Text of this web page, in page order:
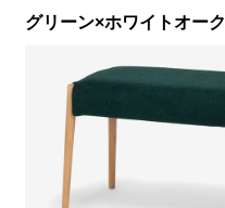
グリーン×ホワイトオーク